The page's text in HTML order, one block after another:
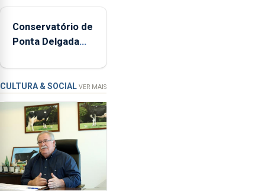
inspeções
relacionadas
a
apanha
ilegal
lapas
2022
e
2026.
Conservatório de
Ponta Delgada
novos
instrumentos
CULTURA & SOCIAL VER MAIS